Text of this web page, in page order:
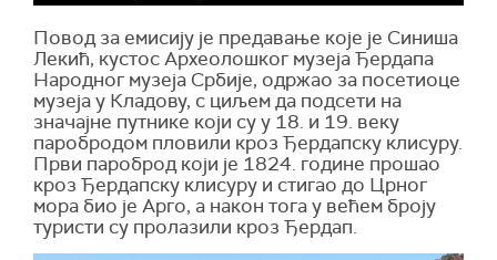
Повод за емисију је предавање које је Синиша
Лекић, кустос Археолошког музеја Ђердапа
Народног музеја Србије, одржао за посетиоце
музеја у Кладову, с циљем да подсети на
значајне путнике који су у 18. и 19. веку
паробродом пловили кроз Ђердапску клисуру.
Први пароброд који је 1824. године прошао
кроз Ђердапску клисуру и стигао до Црног
мора био је Арго, а након тога у већем броју
туристи су пролазили кроз Ђердап.